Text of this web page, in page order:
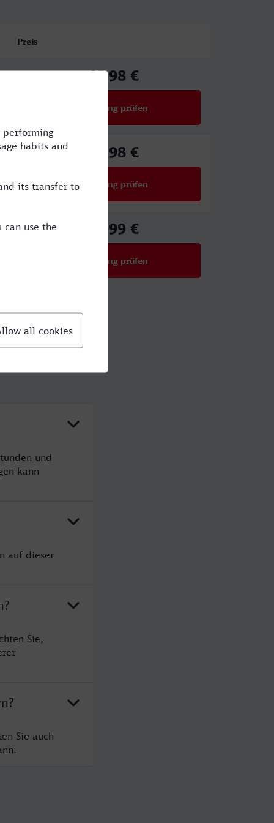
Preis
69,98 €
Verbindung prüfen
75,98 €
Verbindung prüfen
48,99 €
Verbindung prüfen
und
kann
auf dieser
Sie,
Sie auch